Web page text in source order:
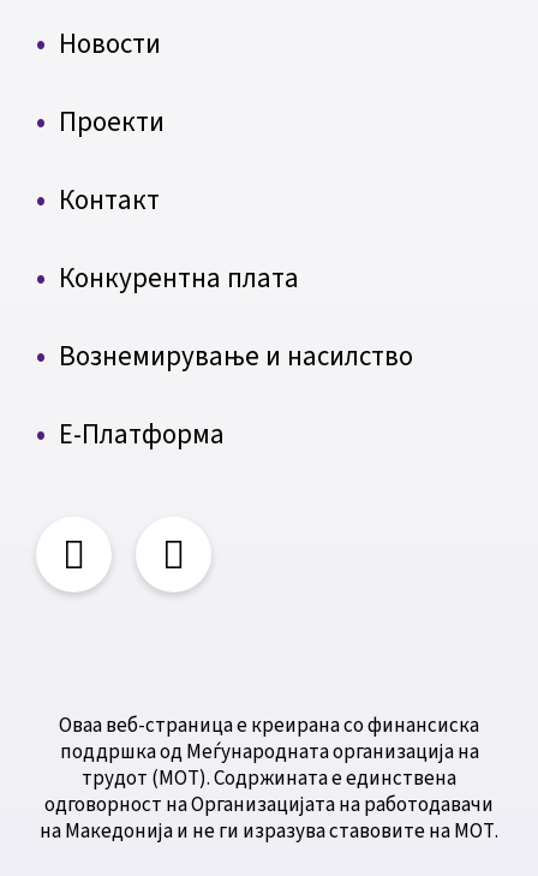
Новости
Проекти
Контакт
Конкурентна плата
Вознемирување и насилство
Е-Платформа
Оваа веб-страница е креирана со финансиска
поддршка од Меѓународната организација на
трудот (МОТ). Содржината е единствена
одговорност на Организацијата на работодавачи
на Македонија и не ги изразува ставовите на МОТ.